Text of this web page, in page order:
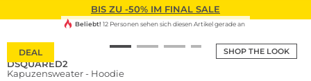
BIS ZU -50% IM FINAL SALE
SHOP THE LOOK
DEAL
Beliebt! 12 Personen sehen sich diesen Artikel gerade an
DSQUARED2
Kapuzensweater - Hoodie